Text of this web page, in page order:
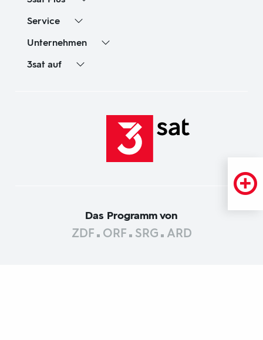
Service
Unternehmen
3sat auf
Das Programm von
ZDF ORF SRG ARD